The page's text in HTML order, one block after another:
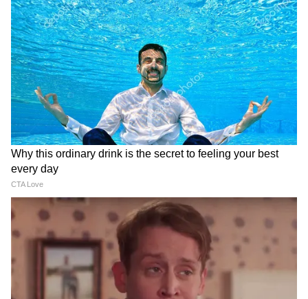
কখন যাবেন? বর্ষা বাদ দিয়ে বছরের যেকোনো
সময়। তবে সেরা সময় অক্টোবর থেকে মার্চ।
দুর্গাপুজোর দশমীতে গেলে বিসর্জন দেখতে পাবেন,
কিন্তু ভিড় মারাত্মক। শীতে পিকনিকের ভিড় থাকে।
নিরিবিলি চাইলে গরমের সপ্তাহের দিনে যান।
মনে রাখবেন: ১. বর্ডার এলাকা, তাই আধার কার্ড
সাথে রাখুন। BSF জিজ্ঞাসা করলে দেখাতে হবে। ২.
নদীতে নামা বা সাঁতার কাটা নিষেধ। স্রোত খুব
বেশি। ৩. ওপারে বাংলাদেশের ছবি তুলতে পারেন,
কিন্তু BSF ক্যাম্প বা জওয়ানদের ছবি তোলা
কঠোরভাবে নিষিদ্ধ। ৪. ক্যাশ নিয়ে যান। অনেক
জায়গায় UPI চলে না।